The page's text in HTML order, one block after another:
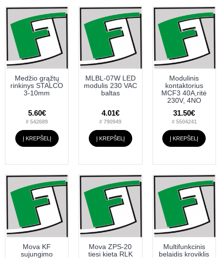
Medžio grąžtų
rinkinys STALCO
3-10mm
5.60€
# 542689
Į KREPŠELĮ
MLBL-07W LED
modulis 230 VAC
baltas
4.01€
# 790949
Į KREPŠELĮ
Modulinis
kontaktorius
MCF3 40A,ritė
230V, 4NO
31.50€
# 5504241
Į KREPŠELĮ
Mova KF
sujungimo
Mova ZPS-20
tiesi kieta RLK
Multifunkcinis
belaidis kroviklis